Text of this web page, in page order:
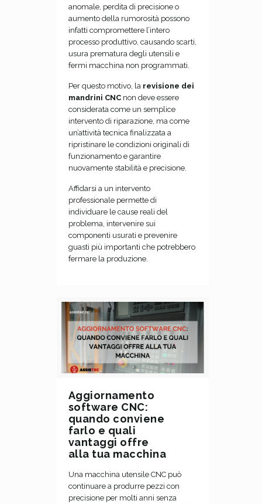
anomale, perdita di precisione o
aumento della rumorosità possono
infatti compromettere l’intero
processo produttivo, causando scarti,
usura prematura degli utensili e
fermi macchina non programmati.
Per questo motivo, la revisione dei
mandrini CNCnon deve essere
considerata come un semplice
intervento di riparazione, ma come
un’attività tecnica finalizzata a
ripristinare le condizioni originali di
funzionamento e garantire
nuovamente stabilità e precisione.
Affidarsi a un intervento
professionale permette di
individuare le cause reali del
problema, intervenire sui
componenti usurati e prevenire
guasti più importanti che potrebbero
fermare la produzione.
Aggiornamento
software CNC:
quando conviene
farlo e quali
vantaggi offre
alla tua macchina
Una macchina utensile CNC può
continuare a produrre pezzi con
precisione per molti anni senza